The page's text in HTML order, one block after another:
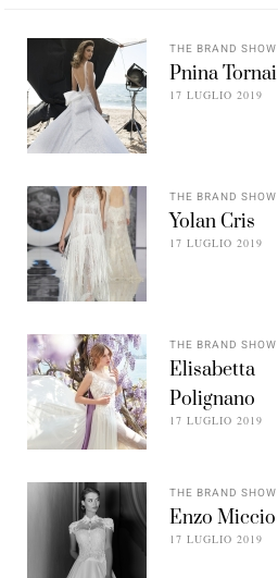
THE BRAND SHOW
Pnina Tornai
17 LUGLIO 2019
THE BRAND SHOW
Yolan Cris
17 LUGLIO 2019
THE BRAND SHOW
Elisabetta
Polignano
17 LUGLIO 2019
THE BRAND SHOW
Enzo Miccio
17 LUGLIO 2019